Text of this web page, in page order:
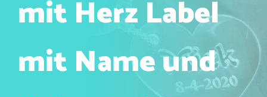
mit Herz Label
mit Name und